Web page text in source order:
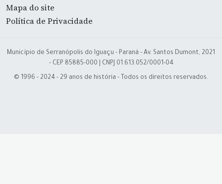
Mapa do site
Política de Privacidade
Município de Serranópolis do Iguaçu - Paraná - Av. Santos Dumont, 2021
- CEP 85885-000 | CNPJ 01.613.052/0001-04
© 1996 - 2024 - 29 anos de história - Todos os direitos reservados.